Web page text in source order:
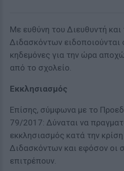
Με ευθύνη του Διευθυντή
Διδασκόντων ειδοποιούνται
κηδεμόνες για την ώρα
από το σχολείο.
Εκκλησιασμός
Επίσης, σύμφωνα με το
79/2017: Δύναται να
εκκλησιασμός κατά την
Διδασκόντων και εφόσον οι
επιτρέπουν.